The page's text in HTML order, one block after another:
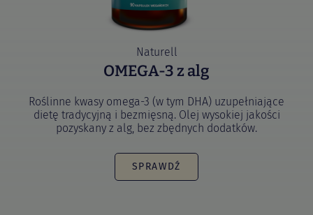
Naturell
OMEGA-3 z alg
Roślinne kwasy omega-3 (w tym DHA) uzupełniające
dietę tradycyjną i bezmięsną. Olej wysokiej jakości
pozyskany z alg, bez zbędnych dodatków.
SPRAWDŹ